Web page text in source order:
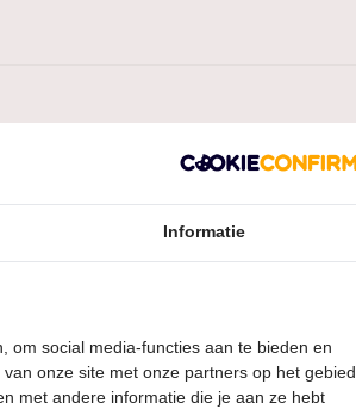
Informatie
om social media-functies aan te bieden en
onze site met onze partners op het gebied
met andere informatie die je aan ze hebt